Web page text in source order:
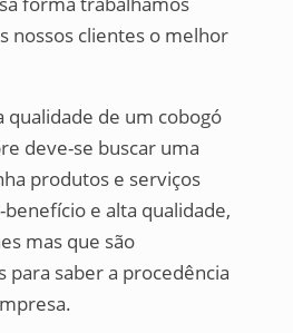
nossos clientes o melhor
qualidade de um cobogó
deve-se buscar uma
produtos e serviços
e alta qualidade,
mas que são
saber a procedência